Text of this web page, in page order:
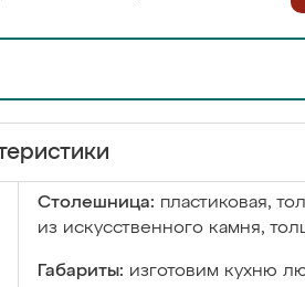
Столешница: пластиковая,
из искусственного камня,
Габариты: изготовим кухню